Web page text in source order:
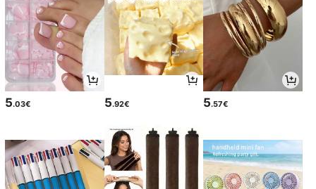
5.03€ 5.92€ 5.57€